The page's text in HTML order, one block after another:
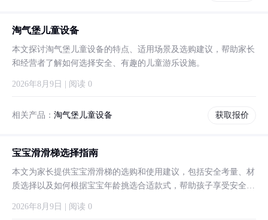
淘气堡儿童设备
本文探讨淘气堡儿童设备的特点、适用场景及选购建议，帮助家长
和经营者了解如何选择安全、有趣的儿童游乐设施。
2026年8月9日 | 阅读 0
相关产品： 淘气堡儿童设备 获取报价
宝宝滑滑梯选择指南
本文为家长提供宝宝滑滑梯的选购和使用建议，包括安全考量、材
质选择以及如何根据宝宝年龄挑选合适款式，帮助孩子享受安全快
2026年8月9日 | 阅读 0